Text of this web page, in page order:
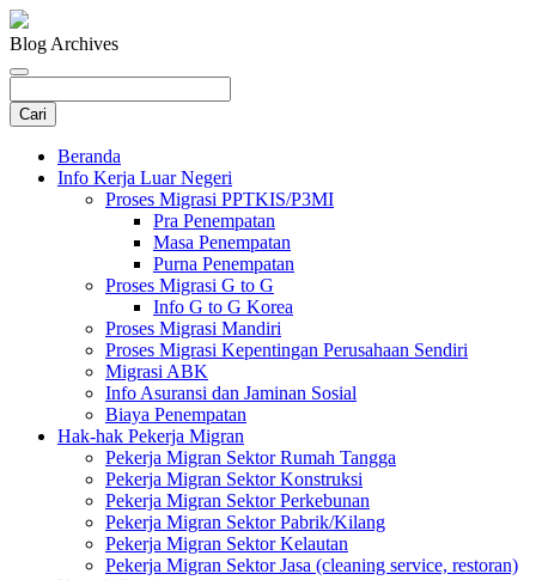
Blog Archives
Beranda
Info Kerja Luar Negeri
Proses Migrasi PPTKIS/P3MI
Pra Penempatan
Masa Penempatan
Purna Penempatan
Proses Migrasi G to G
Info G to G Korea
Proses Migrasi Mandiri
Proses Migrasi Kepentingan Perusahaan Sendiri
Migrasi ABK
Info Asuransi dan Jaminan Sosial
Biaya Penempatan
Hak-hak Pekerja Migran
Pekerja Migran Sektor Rumah Tangga
Pekerja Migran Sektor Konstruksi
Pekerja Migran Sektor Perkebunan
Pekerja Migran Sektor Pabrik/Kilang
Pekerja Migran Sektor Kelautan
Pekerja Migran Sektor Jasa (cleaning service, restoran)